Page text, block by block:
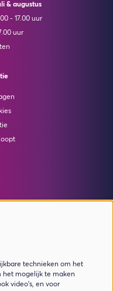
& augustus
- 17.00 uur
uur
technieken om het
het mogelijk te maken
video’s, en voor